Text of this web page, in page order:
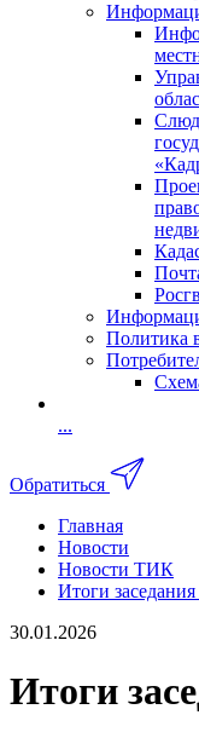
Политика
...
Обратиться
Главная
Новости
Новости ТИК
Итоги
30.01.2026
Итоги